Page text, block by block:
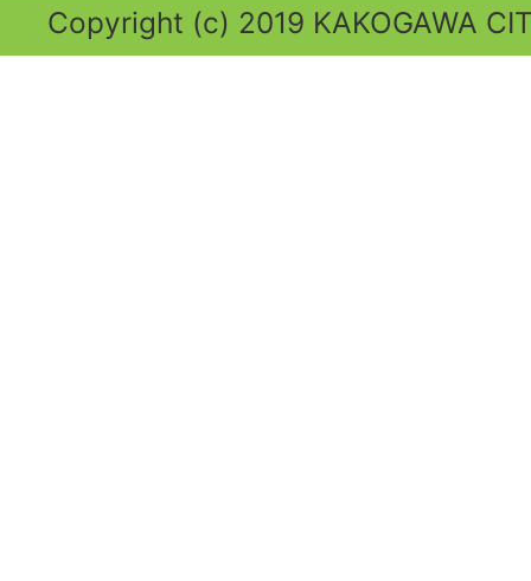
Copyright (c) 2019 KAKOGAWA